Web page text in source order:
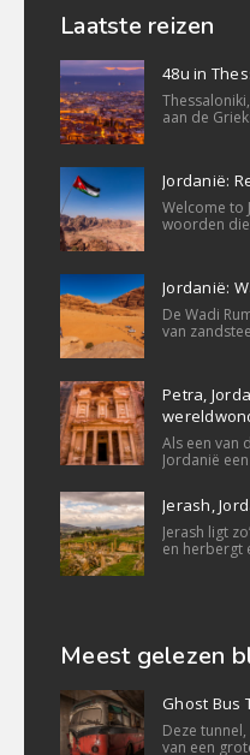
Laatste reizen
48u in
aan de
Jordanië:
Welcome to
woorden
Jordanië:
De Wadi
van
Petra,
Als een van
Jordanië
Jerash,
Jerash ligt
en herbergt
Meest gelezen
Ghost Bus
Deze
van een